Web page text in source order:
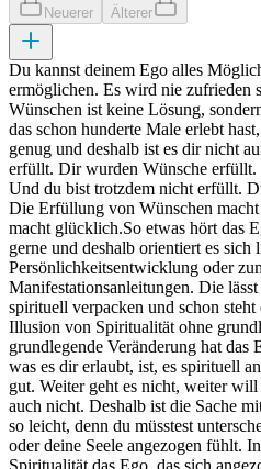
Neuerer Älterer
Du kannst deinem Ego alles
ermöglichen. Es wird nie zufrieden
Wünschen ist keine Lösung,
das schon hunderte Male erlebt
genug und deshalb ist es dir nicht
erfüllt. Dir wurden Wünsche erfüllt.
Und du bist trotzdem nicht erfüllt.
Die Erfüllung von Wünschen
macht glücklich.So etwas hört das
gerne und deshalb orientiert es sich
Persönlichkeitsentwicklung oder
Manifestationsanleitungen. Die
spirituell verpacken und schon
Illusion von Spiritualität ohne
grundlegende Veränderung hat
was es dir erlaubt, ist, es spirituell
gut. Weiter geht es nicht, weiter
auch nicht. Deshalb ist die Sache
so leicht, denn du müsstest
oder deine Seele angezogen fühlt.
Spiritualität das Ego, das sich